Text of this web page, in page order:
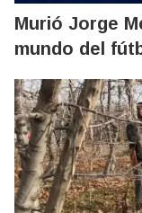
Murió Jorge
mundo del